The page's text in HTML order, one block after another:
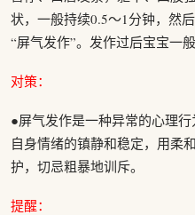
状，一般持续0.5～1分钟，然
“屏气发作”。发作过后宝宝一
对策：
●屏气发作是一种异常的心理
自身情绪的镇静和稳定，用柔
护，切忌粗暴地训斥。
提醒：